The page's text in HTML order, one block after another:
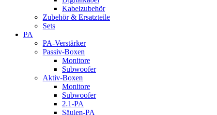
Kabelzubehör
Zubehör & Ersatzteile
Sets
PA
PA-Verstärker
Passiv-Boxen
Monitore
Subwoofer
Aktiv-Boxen
Monitore
Subwoofer
2.1-PA
Säulen-PA